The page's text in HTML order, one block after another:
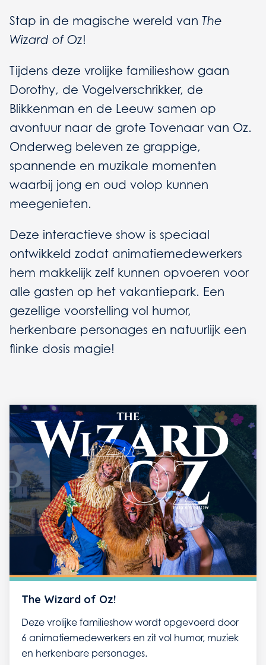
Stap in de magische wereld van The
Wizard of Oz!
Tijdens deze vrolijke familieshow gaan
Dorothy, de Vogelverschrikker, de
Blikkenman en de Leeuw samen op
avontuur naar de grote Tovenaar van Oz.
Onderweg beleven ze grappige,
spannende en muzikale momenten
waarbij jong en oud volop kunnen
meegenieten.
Deze interactieve show is speciaal
ontwikkeld zodat animatiemedewerkers
hem makkelijk zelf kunnen opvoeren voor
alle gasten op het vakantiepark. Een
gezellige voorstelling vol humor,
herkenbare personages en natuurlijk een
flinke dosis magie!
The Wizard of Oz!
Deze vrolijke familieshow wordt opgevoerd door
6 animatiemedewerkers en zit vol humor, muziek
en herkenbare personages.